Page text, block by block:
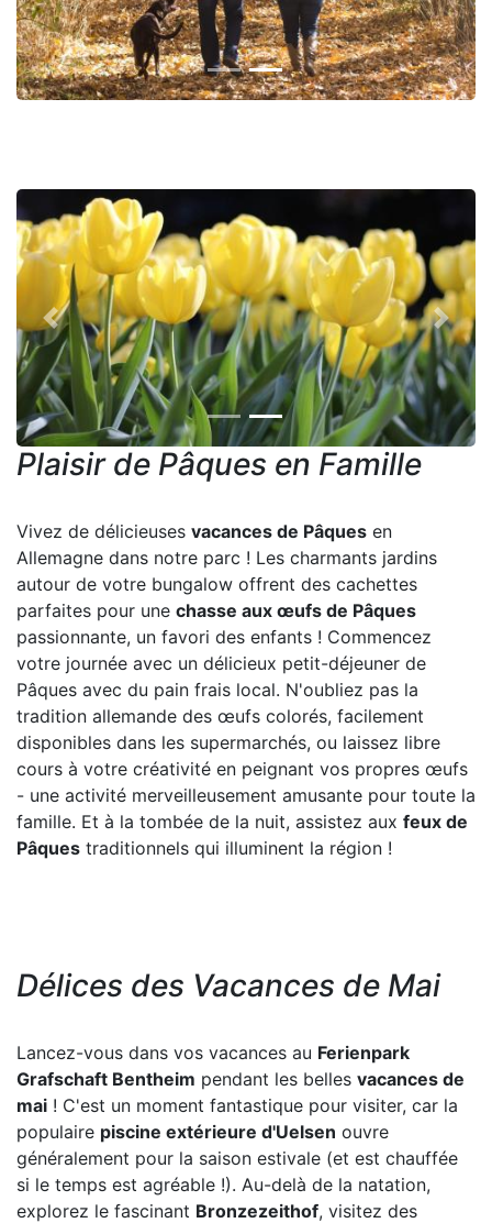
Previous Next
Plaisir de Pâques en Famille
Vivez de délicieuses vacances de Pâques en
Allemagne dans notre parc ! Les charmants jardins
autour de votre bungalow offrent des cachettes
parfaites pour une chasse aux œufs de Pâques
passionnante, un favori des enfants ! Commencez
votre journée avec un délicieux petit-déjeuner de
Pâques avec du pain frais local. N'oubliez pas la
tradition allemande des œufs colorés, facilement
disponibles dans les supermarchés, ou laissez libre
cours à votre créativité en peignant vos propres œufs
- une activité merveilleusement amusante pour toute la
famille. Et à la tombée de la nuit, assistez aux feux de
Pâques traditionnels qui illuminent la région !
Délices des Vacances de Mai
Lancez-vous dans vos vacances au Ferienpark
Grafschaft Bentheim pendant les belles vacances de
mai ! C'est un moment fantastique pour visiter, car la
populaire piscine extérieure d'Uelsen ouvre
généralement pour la saison estivale (et est chauffée
si le temps est agréable !). Au-delà de la natation,
explorez le fascinant Bronzezeithof, visitez des